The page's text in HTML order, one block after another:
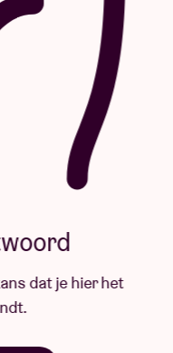
dat je hier het